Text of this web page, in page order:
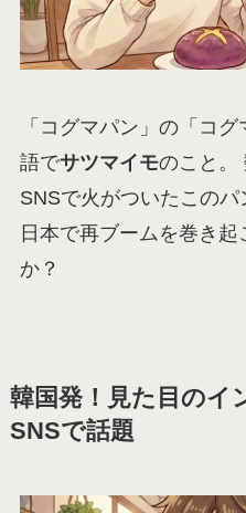
「コグマパン」の「コ
語でサツマイモのこと。
SNSで火がついたこのパ
日本で再ブームを巻き起
か？
韓国発！見た目のイ
SNSで話題